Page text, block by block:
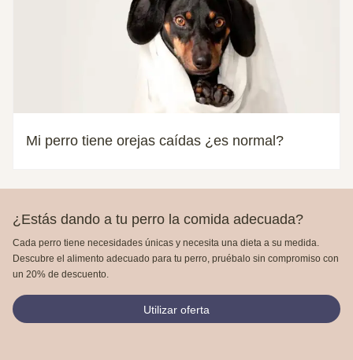
Mi perro tiene orejas caídas ¿es normal?
¿Estás dando a tu perro la comida adecuada?
Cada perro tiene necesidades únicas y necesita una dieta a su medida.
Descubre el alimento adecuado para tu perro, pruébalo sin compromiso con
un 20% de descuento.
Utilizar oferta